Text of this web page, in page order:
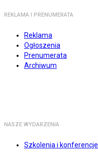
REKLAMA I PRENUMERATA
Reklama
Ogłoszenia
Prenumerata
Archiwum
NASZE WYDARZENIA
Szkolenia i konferencje